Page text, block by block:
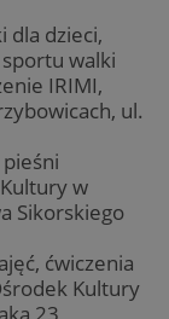
dla dzieci,
walki
IRIMI,
ul.
w
Sikorskiego
ćwiczenia
Kultury